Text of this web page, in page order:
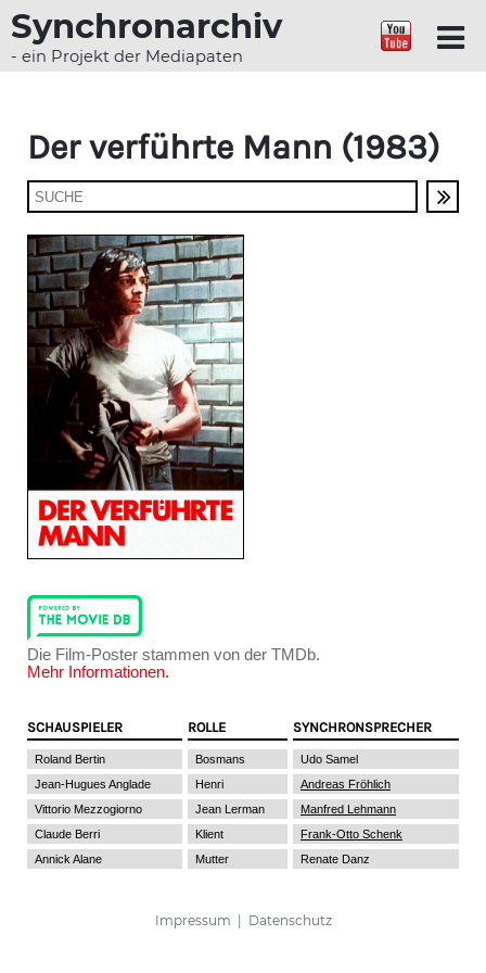
Synchronarchiv
- ein Projekt der Mediapaten
Der verführte Mann (1983)
Die Film-Poster stammen von der TMDb.
Mehr Informationen.
SCHAUSPIELER ROLLE SYNCHRONSPRECHER
Roland Bertin Bosmans
Udo Samel
Jean-Hugues Anglade
Henri
Andreas Fröhlich
Vittorio Mezzogiorno
Jean Lerman
Manfred Lehmann
Claude Berri
Klient
Frank-Otto Schenk
Annick Alane
Mutter Renate Danz
Impressum Datenschutz